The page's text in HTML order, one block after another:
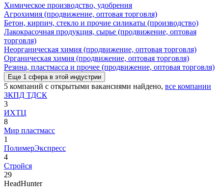
Химическое производство, удобрения
Агрохимия (продвижение, оптовая торговля)
Бетон, кирпич, стекло и прочие силикаты (производство)
Лакокрасочная продукция, сырье (продвижение, оптовая
торговля)
Неорганическая химия (продвижение, оптовая торговля)
Органическая химия (продвижение, оптовая торговля)
Резина, пластмасса и прочее (продвижение, оптовая торговля)
Еще 1 сфера в этой индустрии
5 компаний с открытыми вакансиями найдено, все компании
ЗКПД ТДСК
3
ИХТЦ
8
Мир пластмасс
1
ПолимерЭкспресс
4
Стройся
29
HeadHunter